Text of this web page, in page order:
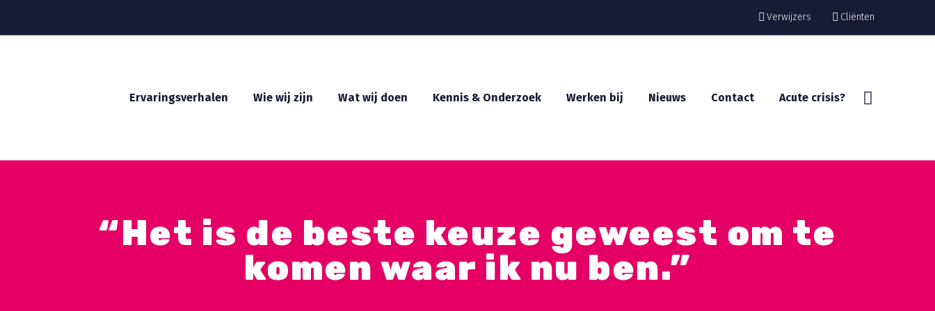
Verwijzers Cliënten
Ervaringsverhalen Wie wij zijn Wat wij doen Kennis & Onderzoek Werken bij Nieuws Contact Acute crisis?
“Het is de beste keuze geweest om te
komen waar ik nu ben.”